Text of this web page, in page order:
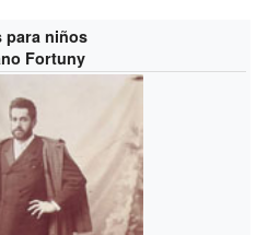
para niños
Fortuny